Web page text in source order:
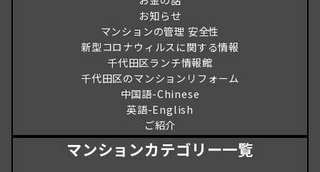
お知らせ
マンションの管理 安全性
新型コロナウィルスに関する情報
千代田区ランチ情報館
千代田区のマンションリフォーム
中国語-Chinese
英語-English
ご紹介
マンションカテゴリー一覧